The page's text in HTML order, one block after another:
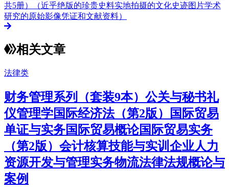
共5册）（近乎绝版的珍贵史料实地拍摄的文化史迹图片学术
研究的原始影像凭证和文献资料）
相关文章
法律类
财务管理系列（套装9本）公关与秘书礼
仪管理学国际经济法（第2版）国际贸易
单证与实务国际贸易概论国际贸易实务
（第2版）会计核算技能与实训企业人力
资源开发与管理实务物流法律法规概论与
案例